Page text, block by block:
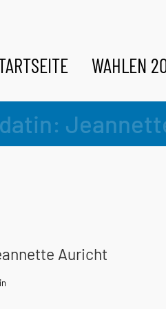
WAHLEN
Auricht